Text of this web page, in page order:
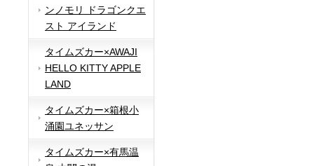
ンノモリ ドラゴンクエ
スト アイランド
タイムズカー×AWAJI
HELLO KITTY APPLE
LAND
タイムズカー×箱根小
涌園ユネッサン
タイムズカー×有馬温